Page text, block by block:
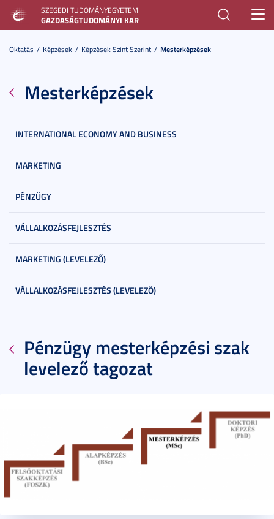
SZEGEDI TUDOMÁNYEGYETEM
GAZDASÁGTUDOMÁNYI KAR
Oktatás Képzések Képzések Szint Szerint Mesterképzések
Mesterképzések
INTERNATIONAL ECONOMY AND BUSINESS
MARKETING
PÉNZÜGY
VÁLLALKOZÁSFEJLESZTÉS
MARKETING (LEVELEZŐ)
VÁLLALKOZÁSFEJLESZTÉS (LEVELEZŐ)
Pénzügy mesterképzési szak
levelező tagozat